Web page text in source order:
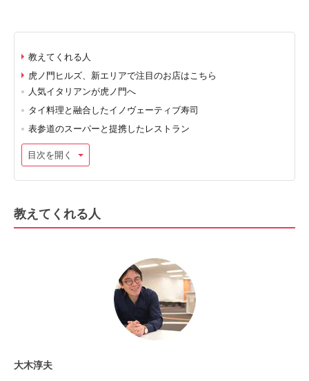
教えてくれる人
虎ノ門ヒルズ、新エリアで注目のお店はこちら
人気イタリアンが虎ノ門へ
タイ料理と融合したイノヴェーティブ寿司
表参道のスーパーと提携したレストラン
目次を開く
教えてくれる人
大木淳夫